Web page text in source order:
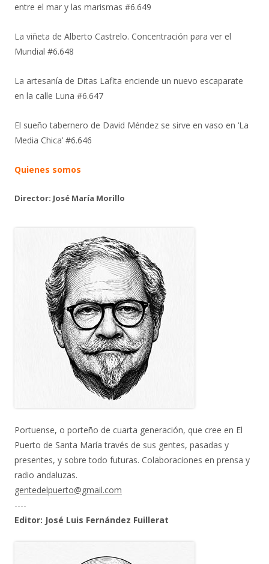
entre el mar y las marismas #6.649
La viñeta de Alberto Castrelo. Concentración para ver el
Mundial #6.648
La artesanía de Ditas Lafita enciende un nuevo escaparate
en la calle Luna #6.647
El sueño tabernero de David Méndez se sirve en vaso en ‘La
Media Chica’ #6.646
Quienes somos
Director: José María Morillo
Portuense, o porteño de cuarta generación, que cree en El
Puerto de Santa María través de sus gentes, pasadas y
presentes, y sobre todo futuras. Colaboraciones en prensa y
radio andaluzas.
gentedelpuerto@gmail.com
----
Editor: José Luis Fernández Fuillerat